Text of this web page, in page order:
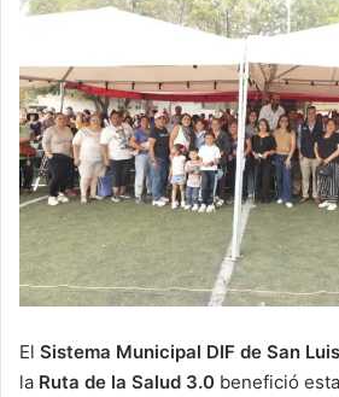
El Sistema Municipal DIF de San
la Ruta de la Salud 3.0 benefició